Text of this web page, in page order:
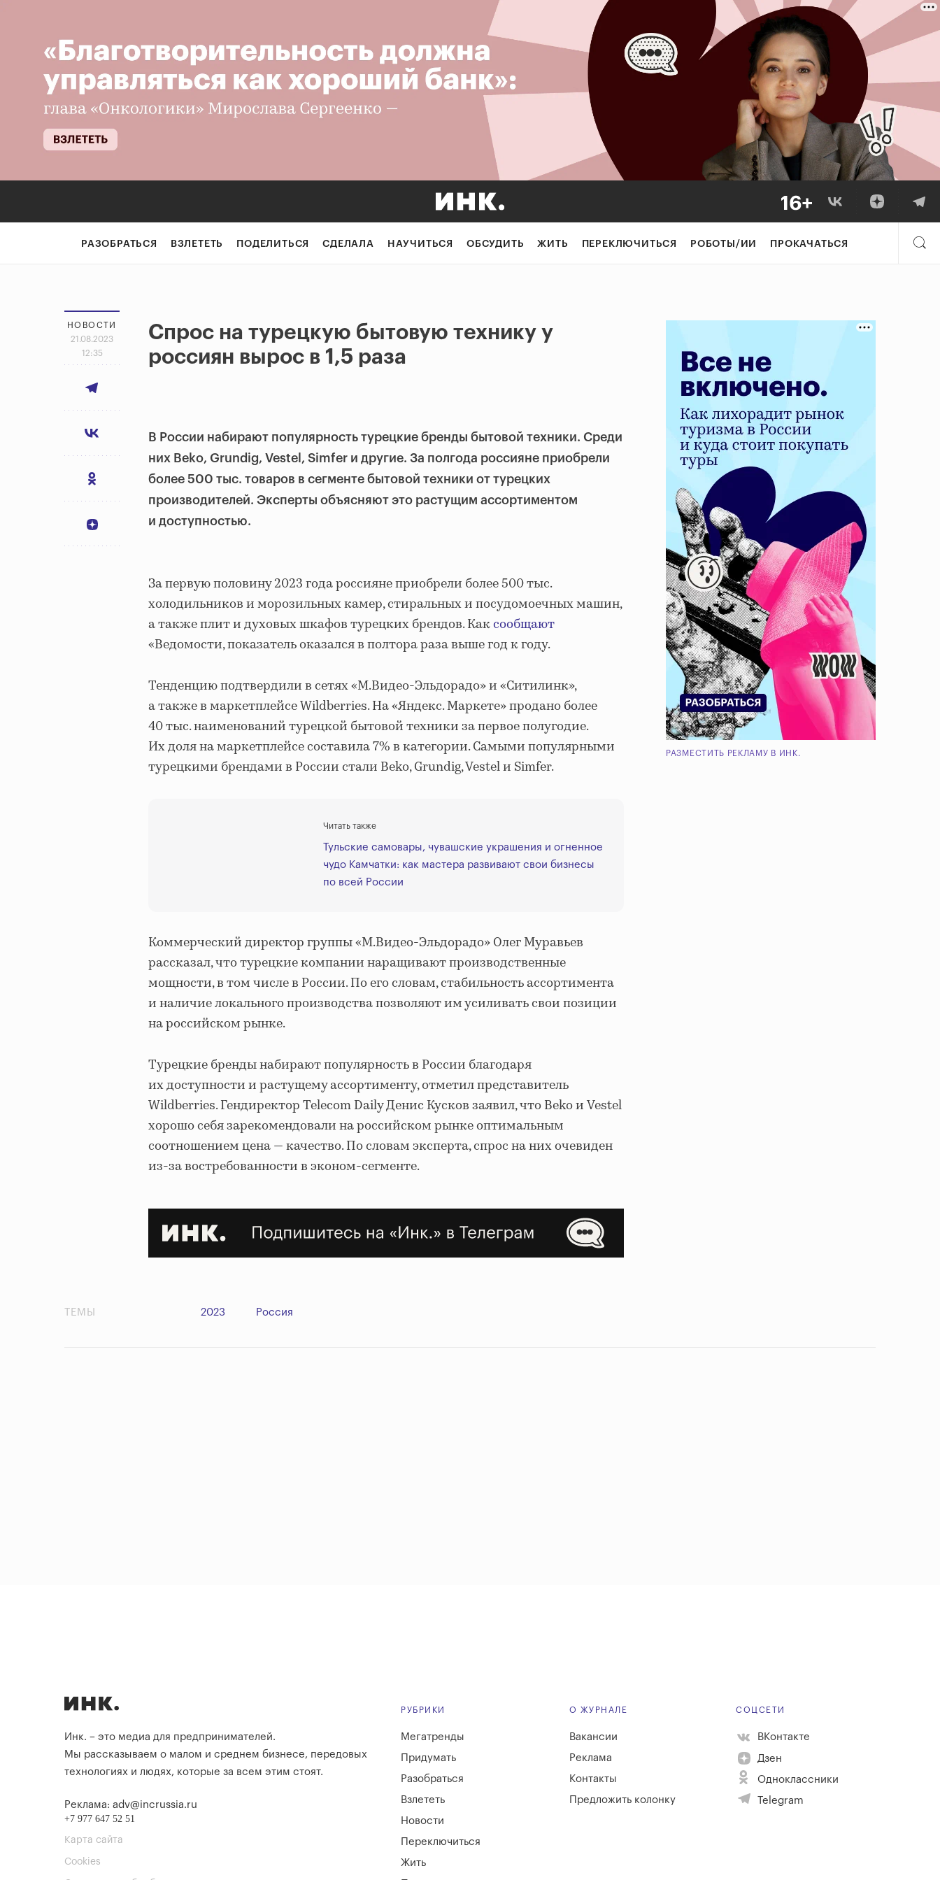
РАЗОБРАТЬСЯ ВЗЛЕТЕТЬ ПОДЕЛИТЬСЯ СДЕЛАЛА НАУЧИТЬСЯ ОБСУДИТЬ ЖИТЬ ПЕРЕКЛЮЧИТЬСЯ РОБОТЫ/ИИ ПРОКАЧАТЬСЯ
НОВОСТИ
21.08.2023
12:35
Спрос на турецкую бытовую технику у
россиян вырос в 1,5 раза
В России набирают популярность турецкие бренды бытовой техники. Среди
них Beko, Grundig, Vestel, Simfer и другие. За полгода россияне приобрели
более 500 тыс. товаров в сегменте бытовой техники от турецких
производителей. Эксперты объясняют это растущим ассортиментом
и доступностью.
За первую половину 2023 года россияне приобрели более 500 тыс.
холодильников и морозильных камер, стиральных и посудомоечных машин,
а также плит и духовых шкафов турецких брендов. Каксообщают
«Ведомости, показатель оказался в полтора раза выше год к году.
Тенденцию подтвердили в сетях «М.Видео-Эльдорадо» и «Ситилинк»,
а также в маркетплейсе Wildberries. На «Яндекс. Маркете» продано более
40 тыс. наименований турецкой бытовой техники за первое полугодие.
Их доля на маркетплейсе составила 7% в категории. Самыми популярными
турецкими брендами в России стали Beko, Grundig, Vestel и Simfer.
Читать также
Тульские самовары, чувашские украшения и огненное
чудо Камчатки: как мастера развивают свои бизнесы
по всей России
Коммерческий директор группы «М.Видео-Эльдорадо» Олег Муравьев
рассказал, что турецкие компании наращивают производственные
мощности, в том числе в России. По его словам, стабильность ассортимента
и наличие локального производства позволяют им усиливать свои позиции
на российском рынке.
Турецкие бренды набирают популярность в России благодаря
их доступности и растущему ассортименту, отметил представитель
Wildberries. Гендиректор Telecom Daily Денис Кусков заявил, что Beko и Vestel
хорошо себя зарекомендовали на российском рынке оптимальным
соотношением цена — качество. По словам эксперта, спрос на них очевиден
из-за востребованности в эконом-сегменте.
РАЗМЕСТИТЬ РЕКЛАМУ В ИНК.
ТЕМЫ 2023 Россия
Инк. – это медиа для предпринимателей.
Мы рассказываем о малом и среднем бизнесе, передовых
технологиях и людях, которые за всем этим стоят.
Реклама: adv@incrussia.ru
+7 977 647 52 51
Карта сайта
Cookies
РУБРИКИ
Мегатренды
Придумать
Разобраться
Взлететь
Новости
Переключиться
Жить
О ЖУРНАЛЕ
Вакансии
Реклама
Контакты
Предложить колонку
СОЦСЕТИ
ВКонтакте
Дзен
Одноклассники
Telegram